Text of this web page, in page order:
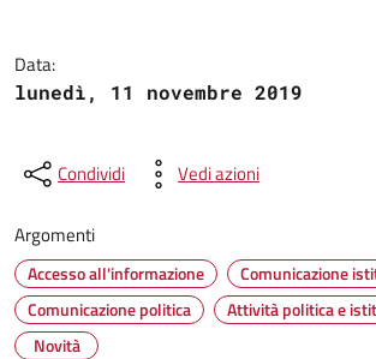
Data:
lunedì, 11 novembre 2019
Condividi Vedi azioni
Argomenti
Accesso all'informazione
Comunicazione
Comunicazione politica
Attività politica e
Novità